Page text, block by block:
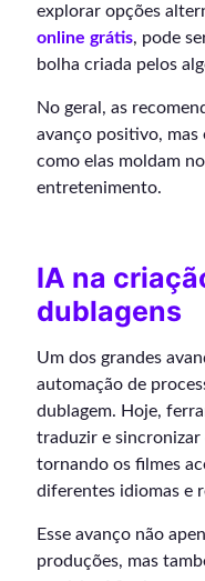
explorar opções
online grátis, pode
bolha criada pelos
No geral, as
avanço positivo,
como elas moldam
entretenimento.
IA na
dublagens
Um dos grandes
automação de
dublagem. Hoje,
traduzir e sincronizar
tornando os filmes
diferentes idiomas e
Esse avanço não
produções, mas